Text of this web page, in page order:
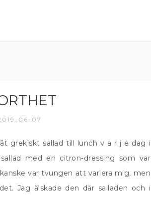
06-07
grekiskt sallad till lunch v a r j e dag i
med en citron-dressing som var
var tvungen att variera mig, men
Jag älskade den där salladen och i